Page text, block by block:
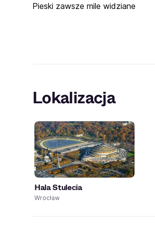
Pieski zawsze mile widziane
Lokalizacja
Hala Stulecia
Wrocław